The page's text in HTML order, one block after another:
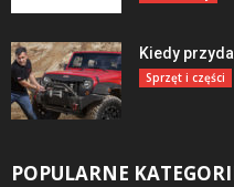
Kiedy
Sprzęt i części
POPULARNE